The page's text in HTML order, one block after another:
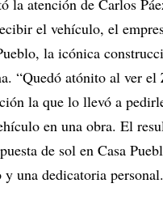
el vehículo, el
la icónica
“Quedó atónito al ver el
la que lo llevó a
en una obra. El
de sol en Casa
una dedicatoria personal.